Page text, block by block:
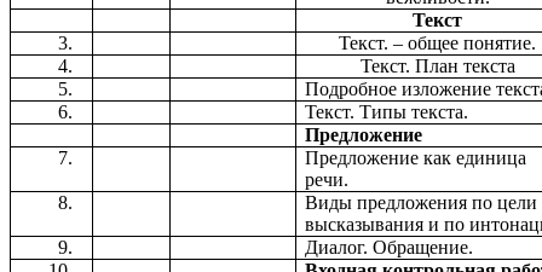
Текст
Текст. – общее понятие.
Текст. План текста
Подробное изложение
Текст. Типы текста.
Предложение
Предложение как единица
речи.
Виды предложения по цели
высказывания и по
Диалог. Обращение.